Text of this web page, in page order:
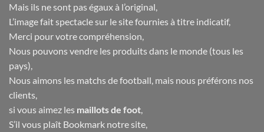
Mais ils ne sont pas égaux à l’original,
L’image fait spectacle sur le site fournies à titre indicatif,
Merci pour votre compréhension,
Nous pouvons vendre les produits dans le monde (tous les
pays),
Nous aimons les matchs de football, mais nous préférons nos
clients,
si vous aimez les maillots de foot
S’il vous plaît Bookmark notre site,